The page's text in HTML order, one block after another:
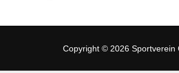
Copyright © 2026 Sportverein